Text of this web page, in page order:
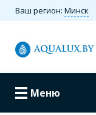
Ваш регион: Минск
Меню